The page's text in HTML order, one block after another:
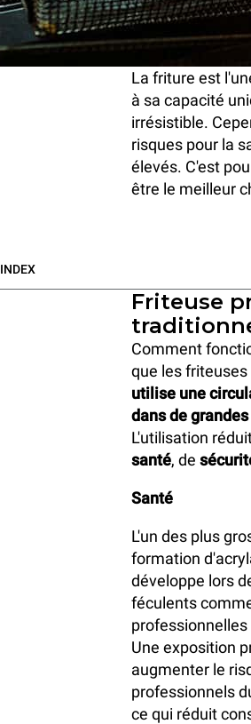
La friture est
à sa capacité
irrésistible.
risques pour la
élevés. C'est
être le meilleur
INDEX
Friteuse
Comment
que les
utilise une
dans de
L'utilisation
santé, de
Santé
L'un des plus
formation
développe lors
féculents
Une exposition
augmenter le
professionnels
ce qui réduit